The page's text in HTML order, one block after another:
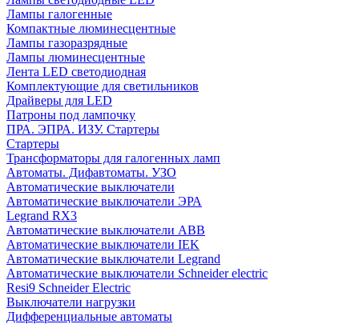
Лампы галогенные
Компактные люминесцентные
Лампы газоразрядные
Лампы люминесцентные
Лента LED светодиодная
Комплектующие для светильников
Драйверы для LED
Патроны под лампочку
ПРА. ЭПРА. ИЗУ. Стартеры
Стартеры
Трансформаторы для галогенных ламп
Автоматы. Дифавтоматы. УЗО
Автоматические выключатели
Автоматические выключатели ЭРА
Legrand RX3
Автоматические выключатели ABB
Автоматические выключатели IEK
Автоматические выключатели Legrand
Автоматические выключатели Schneider electric
Resi9 Schneider Electric
Выключатели нагрузки
Дифференциальные автоматы